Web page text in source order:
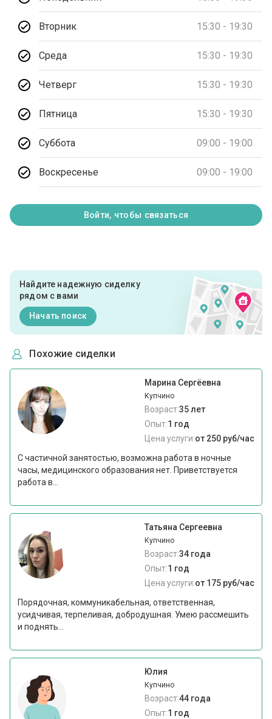
Вторник 15:30 - 19:30
Среда 15:30 - 19:30
Четверг 15:30 - 19:30
Пятница 15:30 - 19:30
Суббота 09:00 - 19:00
Воскресенье 09:00 - 19:00
Войти, чтобы связаться
Найдите надежную сиделку
рядом с вами
Начать поиск
Похожие сиделки
Марина Сергёевна
Купчино
Возраст:35 лет
Опыт:1 год
Цена услуги:от 250 руб/час
С частичной занятостью, возможна работа в ночные
часы, медицинского образования нет. Приветствуется
работа в...
Татьяна Сергеевна
Купчино
Возраст:34 года
Опыт:1 год
Цена услуги:от 175 руб/час
Порядочная, коммуникабельная, ответственная,
усидчивая, терпеливая, добродушная. Умею рассмешить
и поднять...
Юлия
Купчино
Возраст:44 года
Опыт:1 год